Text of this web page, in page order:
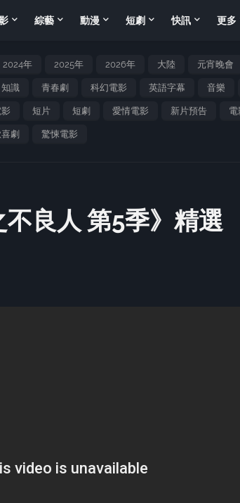
綜藝 動漫 短劇 快訊 更多
2024年 2025年 2026年 大陸 元宵晚會
知識 青春劇 科幻電影 英語字幕 音樂
短片 短劇 愛情電影 新片預告 電
劇 驚悚電影
良人 第5季》精選